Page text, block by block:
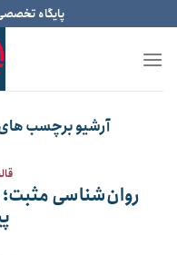
to
content
پایگاه
آرشیو برچسب
روان‌شناسی مثبت؛